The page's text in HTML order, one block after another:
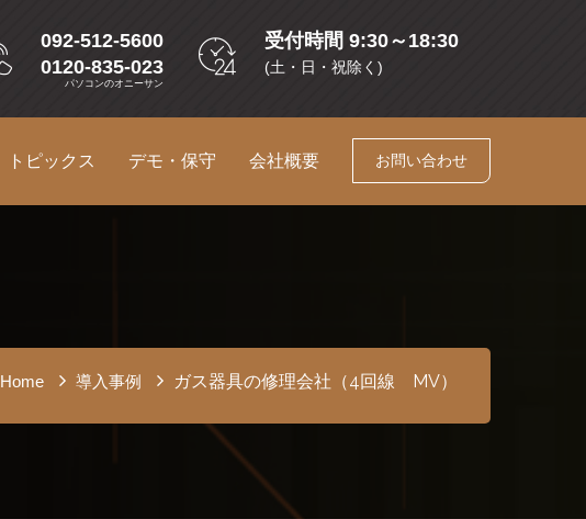
092-512-5600
0120-835-023
パソコンのオニーサン
受付時間 9:30～18:30
(土・日・祝除く)
トピックス デモ・保守 会社概要 お問い合わせ
Home 導入事例 ガス器具の修理会社（4回線 MV）